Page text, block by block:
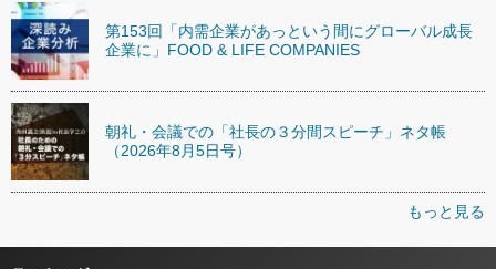
第153回「内需企業があっという間にグローバル成長
企業に」FOOD & LIFE COMPANIES
朝礼・会議での「社長の３分間スピーチ」ネタ帳
（2026年8月5日号）
もっと見る